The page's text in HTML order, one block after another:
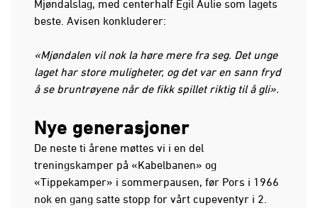
Mjøndalslag, med centerhalf Egil Aulie som lagets
beste. Avisen konkluderer:
«Mjøndalen vil nok la høre mere fra seg. Det unge
laget har store muligheter, og det var en sann fryd
å se bruntrøyene når de fikk spillet riktig til å gli».
Nye generasjoner
De neste ti årene møttes vi i en del
treningskamper på «Kabelbanen» og
«Tippekamper» i sommerpausen, før Pors i 1966
nok en gang satte stopp for vårt cupeventyr i 2.